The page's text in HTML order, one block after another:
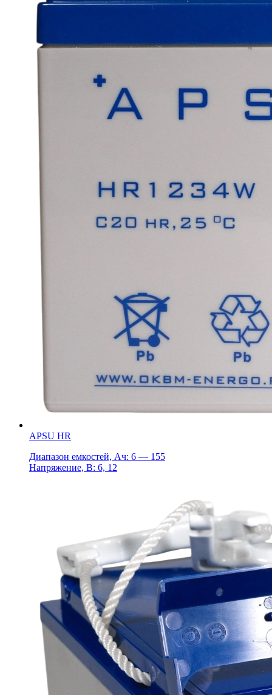
APSU HR
Диапазон емкостей, Ач: 6 — 155
Напряжение, В: 6, 12